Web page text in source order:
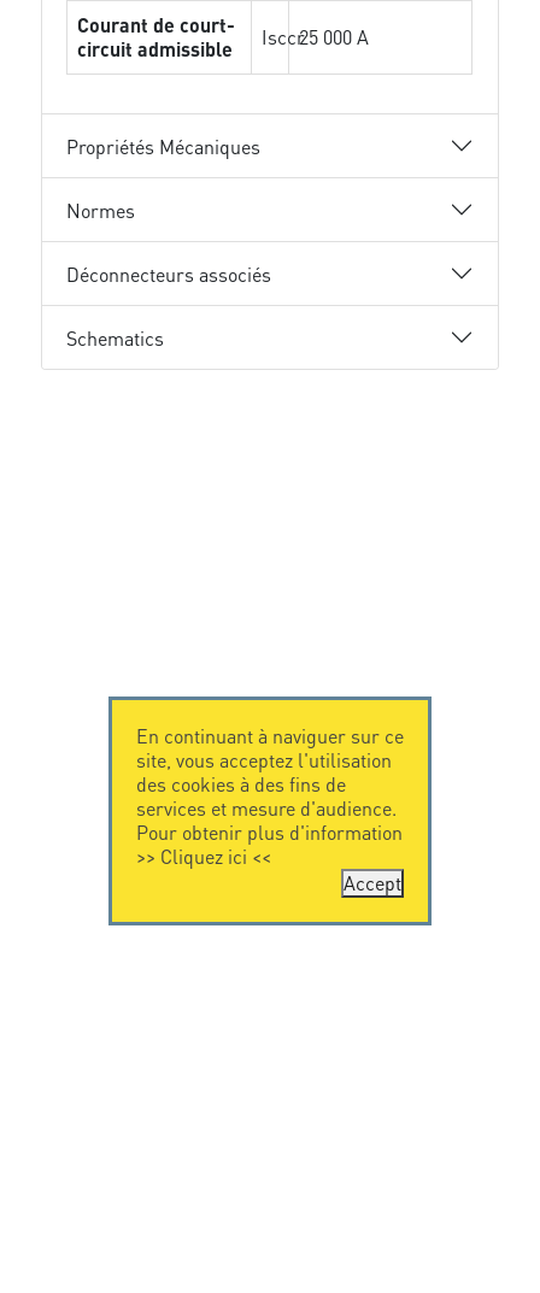
Courant de court-
circuit admissible
Isccr25 000 A
Propriétés Mécaniques
Normes
Déconnecteurs associés
Schematics
En continuant à naviguer sur ce
site, vous acceptez l'utilisation
des cookies à des fins de
services et mesure d'audience.
Pour obtenir plus d'information
>> Cliquez ici <<
Accept